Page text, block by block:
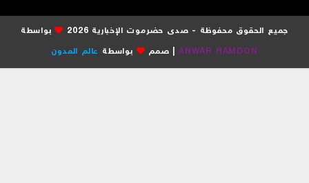
جميع الحقوق محفوظة - صدى حضرموت الإخبارية 2026
بواسطة
ANWAR HAMDON| صمم بواسطةعالم المدون